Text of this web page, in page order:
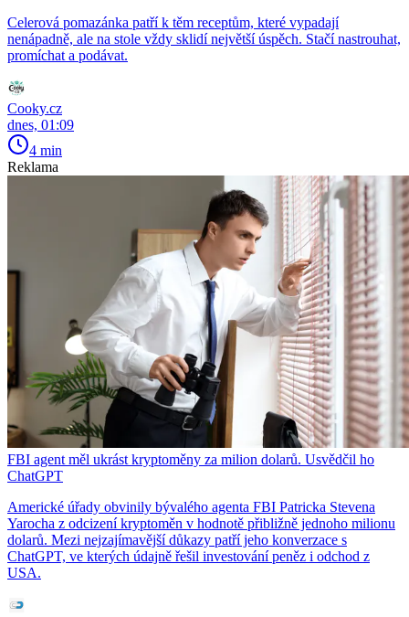
Celerová pomazánka patří k těm receptům, které vypadají
nenápadně, ale na stole vždy sklidí největší úspěch. Stačí nastrouhat,
promíchat a podávat.
Cooky.cz
dnes, 01:09
4 min
Reklama
FBI agent měl ukrást kryptoměny za milion dolarů. Usvědčil ho
ChatGPT
Americké úřady obvinily bývalého agenta FBI Patricka Stevena
Yarocha z odcizení kryptoměn v hodnotě přibližně jednoho milionu
dolarů. Mezi nejzajímavější důkazy patří jeho konverzace s
ChatGPT, ve kterých údajně řešil investování peněz i odchod z
USA.